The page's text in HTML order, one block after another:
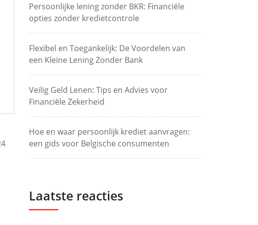
Persoonlijke lening zonder BKR: Financiële
opties zonder kredietcontrole
Flexibel en Toegankelijk: De Voordelen van
een Kleine Lening Zonder Bank
Veilig Geld Lenen: Tips en Advies voor
Financiële Zekerheid
Hoe en waar persoonlijk krediet aanvragen:
een gids voor Belgische consumenten
Laatste reacties